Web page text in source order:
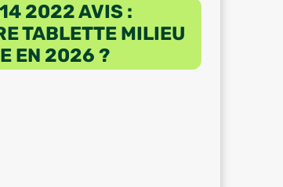
2022 AVIS :
TABLETTE MILIEU
EN 2026 ?